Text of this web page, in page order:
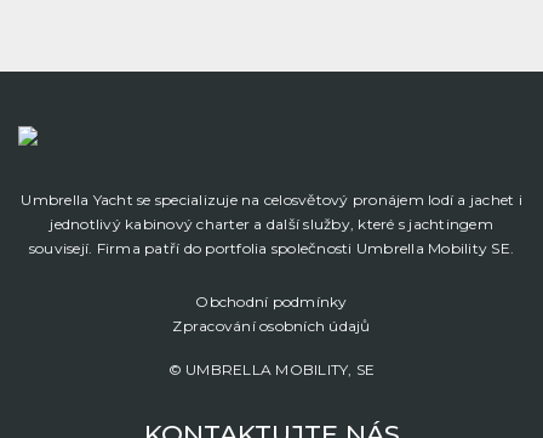
Umbrella Yacht se specializuje na celosvětový pronájem lodí a jachet i
jednotlivý kabinový charter a další služby, které s jachtingem
souvisejí. Firma patří do portfolia společnosti Umbrella Mobility SE.
Obchodní podmínky
Zpracování osobních údajů
© UMBRELLA MOBILITY, SE